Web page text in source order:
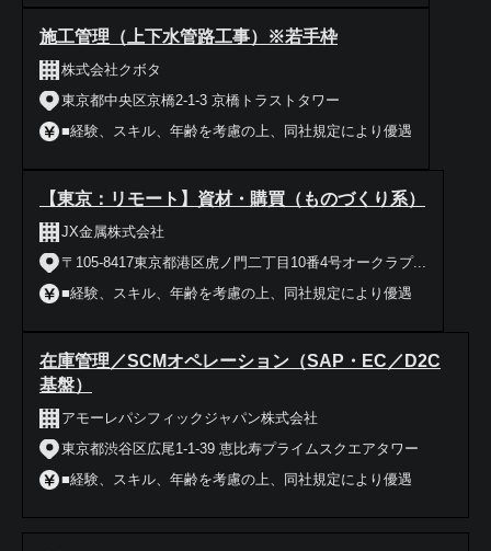
施工管理（上下水管路工事）※若手枠
株式会社クボタ
東京都中央区京橋2-1-3 京橋トラストタワー
■経験、スキル、年齢を考慮の上、同社規定により優遇
【東京：リモート】資材・購買（ものづくり系）
JX金属株式会社
〒105-8417東京都港区虎ノ門二丁目10番4号オークラプ...
■経験、スキル、年齢を考慮の上、同社規定により優遇
在庫管理／SCMオペレーション（SAP・EC／D2C
基盤）
アモーレパシフィックジャパン株式会社
東京都渋谷区広尾1-1-39 恵比寿プライムスクエアタワー
■経験、スキル、年齢を考慮の上、同社規定により優遇